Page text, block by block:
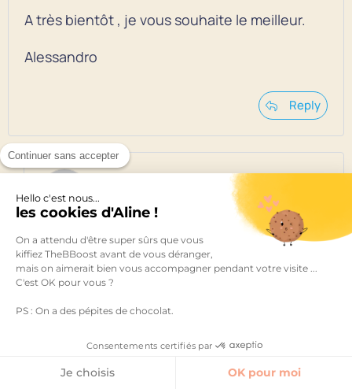
Continuer sans accepter
Hello c'est nous...
les cookies d'Aline !
On a attendu d'être super sûrs que vous
kiffiez TheBBoost avant de vous déranger,
mais on aimerait bien vous accompagner pendant votre visite ...
C'est OK pour vous ?
PS : On a des pépites de chocolat.
Consentements certifiés par
Je choisis OK pour moi
A très bientôt , je vous souhaite le meilleur.
Alessandro
Reply
22 mai 2021 à 20 h 30 min
Hello Alessandro
Merci pour ton retour
ça nous fait vraiment plaisir si ça a pu
t’aider
Reply